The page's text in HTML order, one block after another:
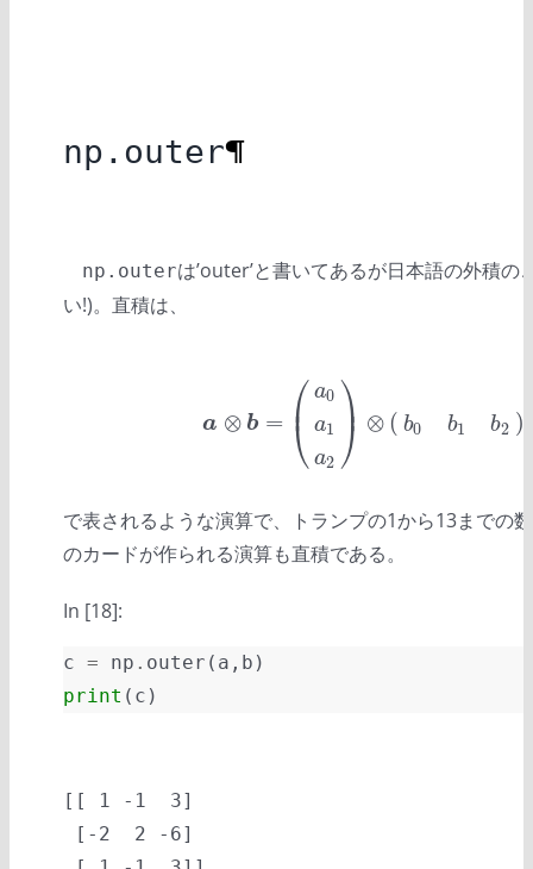
np.outer¶
np.outerは’outer’と書いてあるが日本語の外積の
い!)。直積は、
a ⊗ b = ⎛
⎝
⎜ a0
a1
a2
⎞
⎠
⎟ ⊗ ( b0 b1 b2 )
a⊗ b= (a 0a a 2)⊗( 0 b1b2)= 0b0 0b1 a
で表されるような演算で、トランプの1から13までの
のカードが作られる演算も直積である。
In [18]:
c = np . outer ( a , b )
print ( c )
[[ 1 -1  3]
[-2  2 -6]